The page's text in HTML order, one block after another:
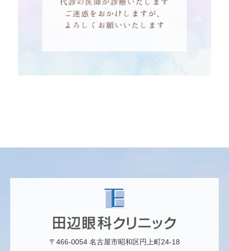
〒466-0054 名古屋市昭和区円上町24-18